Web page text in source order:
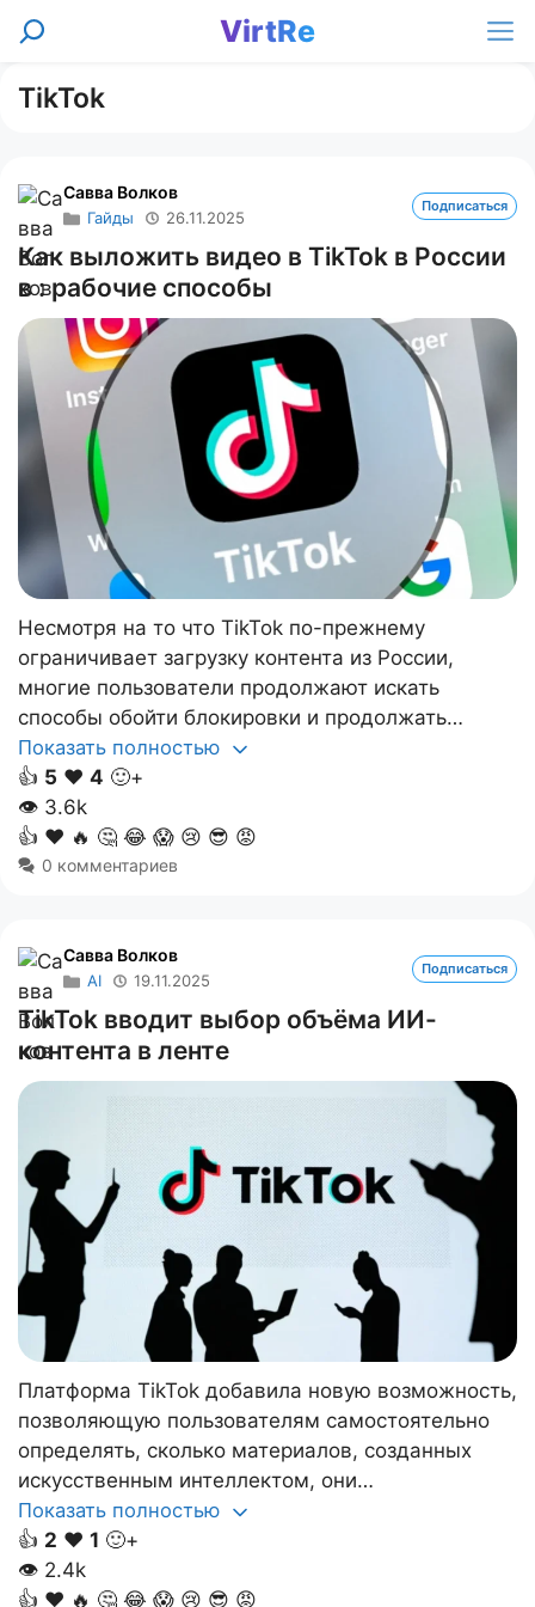
Перейти
VirtRe
Поиск
TikTok
Савва Волков
Гайды 26.11.2025
Подписаться
Как выложить видео в TikTok в России
в : рабочие способы
Несмотря на то что TikTok по-прежнему
ограничивает загрузку контента из России,
многие пользователи продолжают искать
способы обойти блокировки и продолжать…
Показать полностью
👍 5 ❤️ 4 🙂+
👁 3.6k
👍 ❤️ 🔥 🤔 😂 😱 😢 😎 😡
0 комментариев
Савва Волков
AI 19.11.2025
Подписаться
TikTok вводит выбор объёма ИИ-
контента в ленте
Платформа TikTok добавила новую возможность,
позволяющую пользователям самостоятельно
определять, сколько материалов, созданных
искусственным интеллектом, они…
Показать полностью
👍 2 ❤️ 1 🙂+
👁 2.4k
👍 ❤️ 🔥 🤔 😂 😱 😢 😎 😡